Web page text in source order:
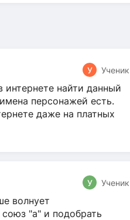
У Ученик
найти данный
персонажей есть.
даже на платных
У Ученик
волнует
"а" и подобрать